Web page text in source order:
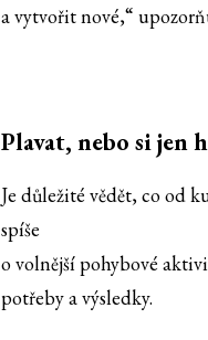
a vytvořit nové,“
Plavat, nebo si jen
Je důležité vědět, co od
spíše
o volnější pohybové
potřeby a výsledky.